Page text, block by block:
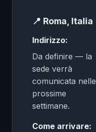
📍 Roma, Italia
Indirizzo:
Da definire — la
sede verrà
comunicata nelle
prossime
settimane.
Come arrivare: